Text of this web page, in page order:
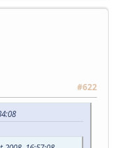
#622